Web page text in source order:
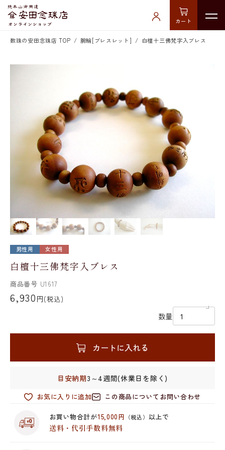
カート
数珠の安田念珠店 TOP 腕輪[ブレスレット] 白檀十三佛梵字入ブレス
男性用 女性用
白檀十三佛梵字入ブレス
商品番号 U1617
6,930 円(税込)
数量
カートに入れる
目安納期3～4週間(休業日を除く)
お気に入りに追加 この商品についてお問い合わせ
お買い物合計が15,000円 （税込） 以上で
送料・代引手数料無料